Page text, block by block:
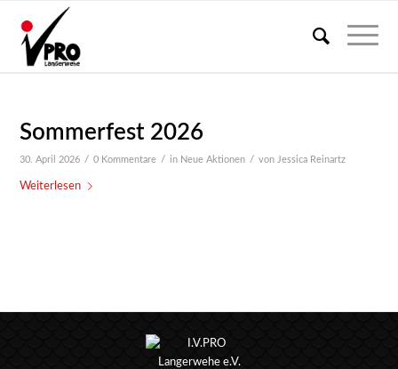
Sommerfest 2026
30. April 2026 / 0 Kommentare / in Neue Aktionen / vonJessica Reinartz
Weiterlesen